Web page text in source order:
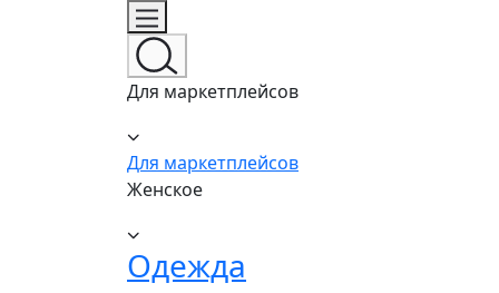
Для маркетплейсов
Для маркетплейсов
Женское
Одежда